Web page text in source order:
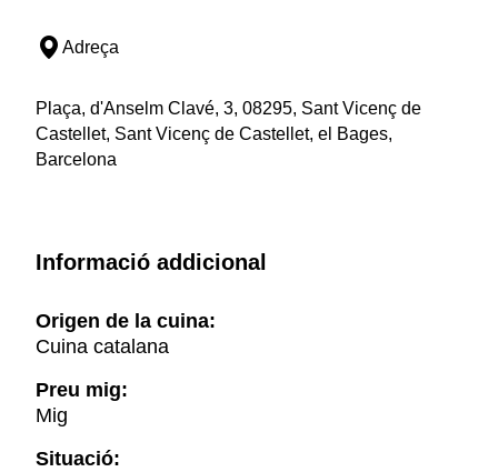
Adreça
Plaça, d'Anselm Clavé, 3, 08295, Sant Vicenç de
Castellet, Sant Vicenç de Castellet, el Bages,
Barcelona
Informació addicional
Origen de la cuina:
Cuina catalana
Preu mig:
Mig
Situació: